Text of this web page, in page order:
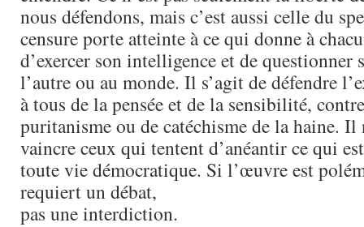
nous défendons, mais c’est aussi celle du
censure porte atteinte à ce qui donne à
d’exercer son intelligence et de questionner
l’autre ou au monde. Il s’agit de défendre
à tous de la pensée et de la sensibilité,
puritanisme ou de catéchisme de la haine. Il
vaincre ceux qui tentent d’anéantir ce qui
toute vie démocratique. Si l’œuvre est
requiert un débat,
pas une interdiction.